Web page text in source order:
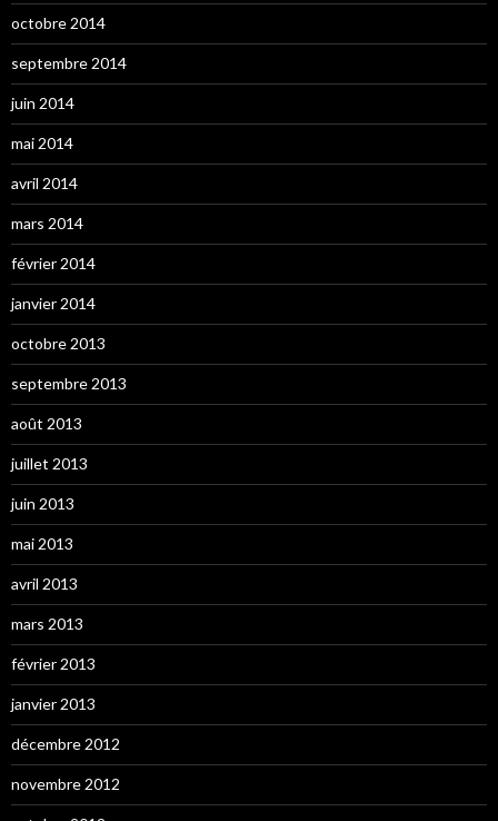
octobre 2014
septembre 2014
juin 2014
mai 2014
avril 2014
mars 2014
février 2014
janvier 2014
octobre 2013
septembre 2013
août 2013
juillet 2013
juin 2013
mai 2013
avril 2013
mars 2013
février 2013
janvier 2013
décembre 2012
novembre 2012